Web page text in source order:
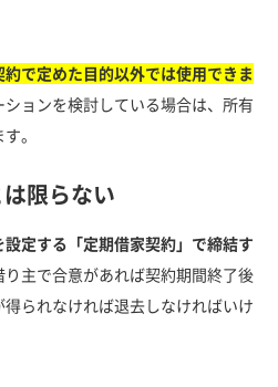
約で定めた目的以外では使用できま
ョンを検討している場合は、所有
。
限らない
設定する「定期借家契約」で締結す
り主で合意があれば契約期間終了後
られなければ退去しなければいけ